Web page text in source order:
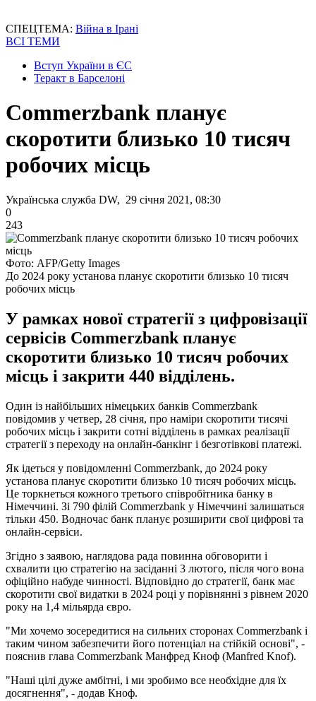
СПЕЦТЕМА: Війна в Ірані
ВСІ ТЕМИ
Вступ України в ЄС
Теракт в Барселоні
Commerzbank планує
скоротити близько 10 тисяч
робочих місць
Українська служба DW, 29 січня 2021, 08:30
0
243
Фото: AFP/Getty Images
До 2024 року установа планує скоротити близько 10 тисяч
робочих місць
У рамках нової стратегії з цифровізації
сервісів Commerzbank планує
скоротити близько 10 тисяч робочих
місць і закрити 440 відділень.
Один із найбільших німецьких банків Commerzbank
повідомив у четвер, 28 січня, про наміри скоротити тисячі
робочих місць і закрити сотні відділень в рамках реалізації
стратегії з переходу на онлайн-банкінг і безготівкові платежі.
Як ідеться у повідомленні Commerzbank, до 2024 року
установа планує скоротити близько 10 тисяч робочих місць.
Це торкнеться кожного третього співробітника банку в
Німеччині. Зі 790 філій Commerzbank у Німеччині залишаться
тільки 450. Водночас банк планує розширити свої цифрові та
онлайн-сервіси.
Згідно з заявою, наглядова рада повинна обговорити і
схвалити цю стратегію на засіданні 3 лютого, після чого вона
офіційно набуде чинності. Відповідно до стратегії, банк має
скоротити свої видатки в 2024 році у порівнянні з рівнем 2020
року на 1,4 мільярда євро.
"Ми хочемо зосередитися на сильних сторонах Commerzbank і
таким чином забезпечити його потенціал на стійкій основі", -
пояснив глава Commerzbank Манфред Кноф (Manfred Knof).
"Наші цілі дуже амбітні, і ми зробимо все необхідне для їх
досягнення", - додав Кноф.